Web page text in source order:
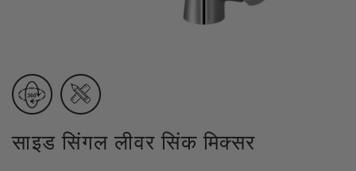
साइड सिंगल लीवर सिंक मिक्सर